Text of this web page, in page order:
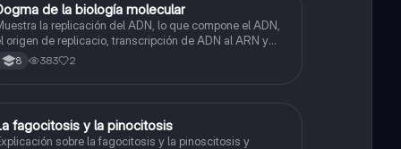
Biologiade la biología molecular
la replicación del ADN, lo que compone el ADN,
origen de replicacio, transcripción de ADN al ARN y
traducción de ARN a proteína.
8 383 2
Biologia
fagocitosis y la pinocitosis
sobre la fagocitosis y la pinoscitosis y